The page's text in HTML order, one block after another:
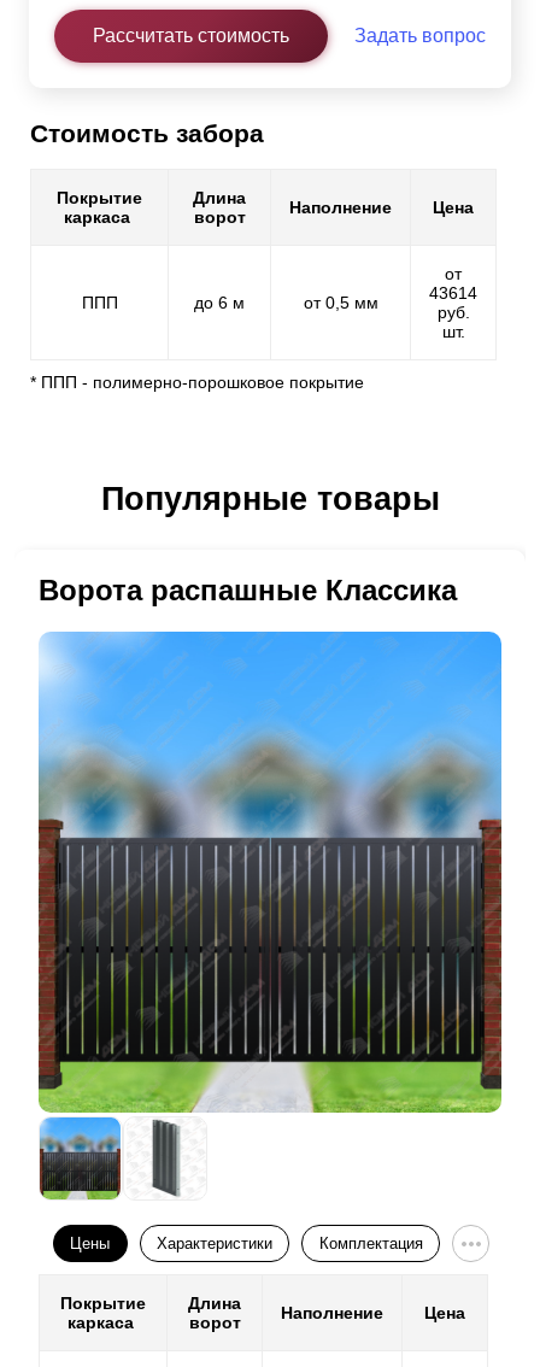
Рассчитать стоимость Задать вопрос
Стоимость забора
Покрытие
каркаса
Длина
ворот
Наполнение Цена
ППП до 6 м от 0,5 мм
от
43614
руб.
шт.
* ППП - полимерно-порошковое покрытие
Популярные товары
Ворота распашные Классика
Цены Характеристики Комплектация
Покрытие
каркаса
Длина
ворот
Наполнение Цена